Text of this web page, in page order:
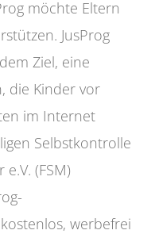
möchte Eltern
JusProg
Ziel, eine
die Kinder vor
im Internet
Selbstkontrolle
(FSM)
werbefrei